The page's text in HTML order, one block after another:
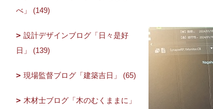
べ」 (149)
設計デザインブログ「日々是好
日」 (139)
現場監督ブログ「建築吉日」 (65)
木材士ブログ「木のむくままに」